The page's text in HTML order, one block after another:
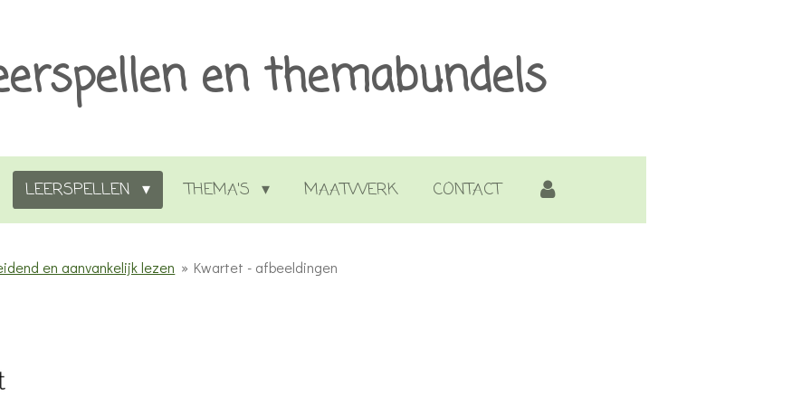
en themabundels
LEERSPELLEN THEMA'S MAATWERK CONTACT
en aanvankelijk lezen » Kwartet - afbeeldingen